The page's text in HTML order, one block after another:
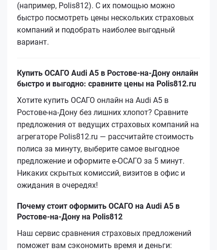
(например, Polis812). С их помощью можно
быстро посмотреть цены нескольких страховых
компаний и подобрать наиболее выгодный
вариант.
Купить ОСАГО Audi A5 в Ростове-на-Дону онлайн
быстро и выгодно: сравните цены на Polis812.ru
Хотите купить ОСАГО онлайн на Audi A5 в
Ростове-на-Дону без лишних хлопот? Сравните
предложения от ведущих страховых компаний на
агрегаторе Polis812.ru — рассчитайте стоимость
полиса за минуту, выберите самое выгодное
предложение и оформите е‑ОСАГО за 5 минут.
Никаких скрытых комиссий, визитов в офис и
ожидания в очередях!
Почему стоит оформить ОСАГО на Audi A5 в
Ростове-на-Дону на Polis812
Наш сервис сравнения страховых предложений
поможет вам сэкономить время и деньги: